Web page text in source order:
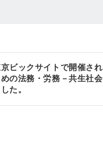
ビックサイトで開催さ
の法務・労務－共生社
た。